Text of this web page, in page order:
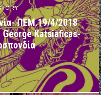
ΠΕΜ.19/4/2018
Katsiaficas-